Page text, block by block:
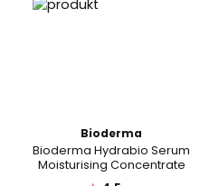
Bioderma
Bioderma Hydrabio Serum
Moisturising Concentrate